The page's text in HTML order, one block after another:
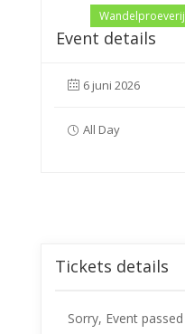
Event details
6 juni 2026
All Day
Tickets details
Sorry, Event passed